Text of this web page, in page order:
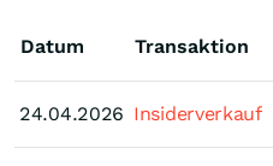
Datum
24.04.2026
Transaktion
24.04.2026 Insiderverkauf